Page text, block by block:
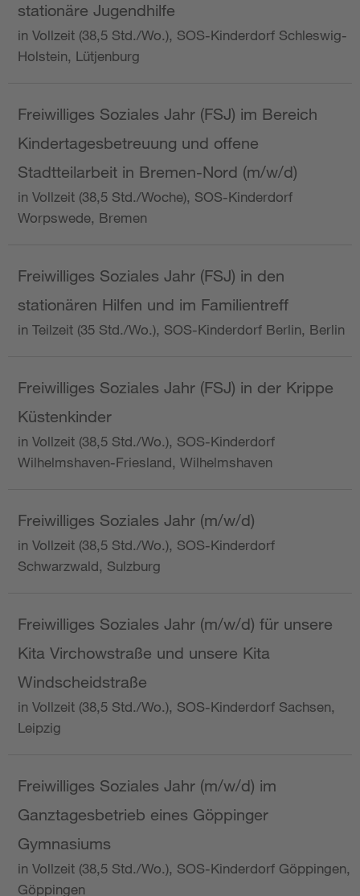
stationäre Jugendhilfe
in Vollzeit (38,5 Std./Wo.), SOS-Kinderdorf Schleswig-
Holstein, Lütjenburg
Freiwilliges Soziales Jahr (FSJ) im Bereich
Kindertagesbetreuung und offene
Stadtteilarbeit in Bremen-Nord (m/w/d)
in Vollzeit (38,5 Std./Woche), SOS-Kinderdorf
Worpswede, Bremen
Freiwilliges Soziales Jahr (FSJ) in den
stationären Hilfen und im Familientreff
in Teilzeit (35 Std./Wo.), SOS-Kinderdorf Berlin, Berlin
Freiwilliges Soziales Jahr (FSJ) in der Krippe
Küstenkinder
in Vollzeit (38,5 Std./Wo.), SOS-Kinderdorf
Wilhelmshaven-Friesland, Wilhelmshaven
Freiwilliges Soziales Jahr (m/w/d)
in Vollzeit (38,5 Std./Wo.), SOS-Kinderdorf
Schwarzwald, Sulzburg
Freiwilliges Soziales Jahr (m/w/d) für unsere
Kita Virchowstraße und unsere Kita
Windscheidstraße
in Vollzeit (38,5 Std./Wo.), SOS-Kinderdorf Sachsen,
Leipzig
Freiwilliges Soziales Jahr (m/w/d) im
Ganztagesbetrieb eines Göppinger
Gymnasiums
in Vollzeit (38,5 Std./Wo.), SOS-Kinderdorf Göppingen,
Göppingen